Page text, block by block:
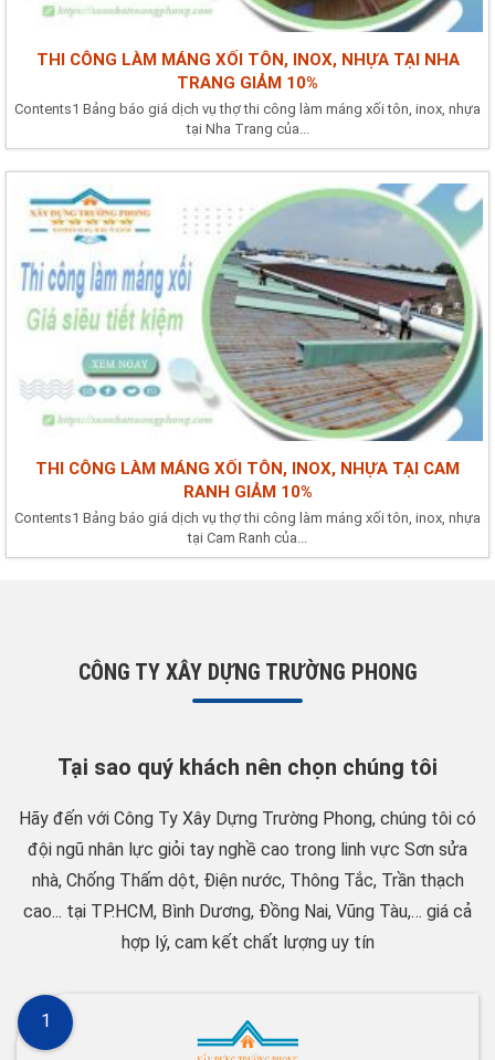
THI CÔNG LÀM MÁNG XỐI TÔN, INOX, NHỰA TẠI NHA
TRANG GIẢM 10%
Contents1 Bảng báo giá dịch vụ thợ thi công làm máng xối tôn, inox, nhựa
tại Nha Trang của...
THI CÔNG LÀM MÁNG XỐI TÔN, INOX, NHỰA TẠI CAM
RANH GIẢM 10%
Contents1 Bảng báo giá dịch vụ thợ thi công làm máng xối tôn, inox, nhựa
tại Cam Ranh của...
CÔNG TY XÂY DỰNG TRƯỜNG PHONG
Tại sao quý khách nên chọn chúng tôi
Hãy đến với Công Ty Xây Dựng Trường Phong, chúng tôi có
đội ngũ nhân lực giỏi tay nghề cao trong linh vực Sơn sửa
nhà, Chống Thấm dột, Điện nước, Thông Tắc, Trần thạch
cao... tại TP.HCM, Bình Dương, Đồng Nai, Vũng Tàu,… giá cả
hợp lý, cam kết chất lượng uy tín
1